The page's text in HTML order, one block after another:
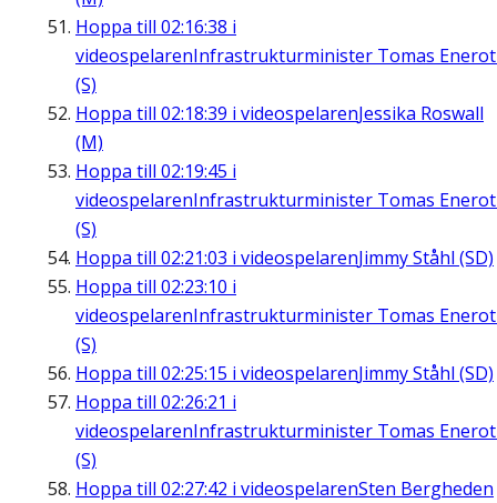
Hoppa till 02:16:38 i
videospelarenInfrastrukturminister Tomas
(S)
Hoppa till 02:18:39 i videospelarenJessika Roswall
(M)
Hoppa till 02:19:45 i
videospelarenInfrastrukturminister Tomas
(S)
Hoppa till 02:21:03 i videospelarenJimmy Ståhl (SD)
Hoppa till 02:23:10 i
videospelarenInfrastrukturminister Tomas
(S)
Hoppa till 02:25:15 i videospelarenJimmy Ståhl (SD)
Hoppa till 02:26:21 i
videospelarenInfrastrukturminister Tomas
(S)
Hoppa till 02:27:42 i videospelarenSten Bergheden